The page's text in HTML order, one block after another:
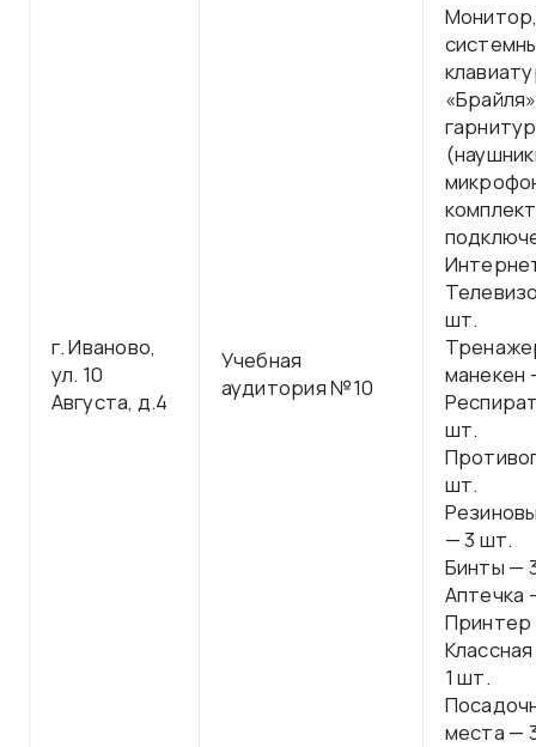
г. Иваново,
ул. 10
Августа, д.4
Учебная
аудитория №10
шт.
манекен
шт.
шт.
— 3 шт.
Бинты —
Аптечка
Принтер
1 шт.
места —